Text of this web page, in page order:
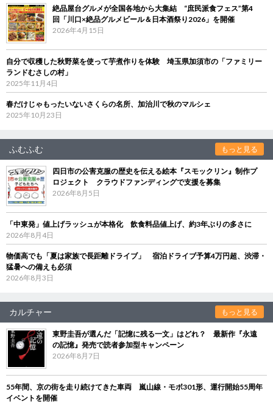
絶品屋台グルメが全国各地から大集結 “庶民派食フェス”第4
回「川口×絶品グルメビール＆日本酒祭り2026」を開催
2026年4月15日
自分で収穫した秋野菜を使って芋煮作りを体験 埼玉県加須市の「ファミリー
ランドむさしの村」
2025年11月4日
春だけじゃもったいないさくらの名所、加治川で秋のマルシェ
2025年10月23日
ふむふむ もっと見る
四日市の公害克服の歴史を伝える絵本『スモックリン』制作プ
ロジェクト クラウドファンディングで支援を募集
2026年8月5日
「中東発」値上げラッシュが本格化 飲食料品値上げ、約3年ぶりの多さに
2026年8月4日
物価高でも「夏は家族で長距離ドライブ」 宿泊ドライブ予算4万円超、渋滞・
猛暑への備えも必須
2026年8月3日
カルチャー もっと見る
東野圭吾が選んだ「記憶に残る一文」はどれ？ 最新作『永遠
の記憶』発売で読者参加型キャンペーン
2026年8月7日
55年間、京の街を走り続けてきた車両 嵐山線・モボ301形、運行開始55周年
イベントを開催